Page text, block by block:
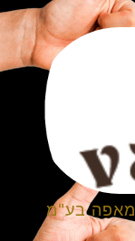
מאפה בע"מ